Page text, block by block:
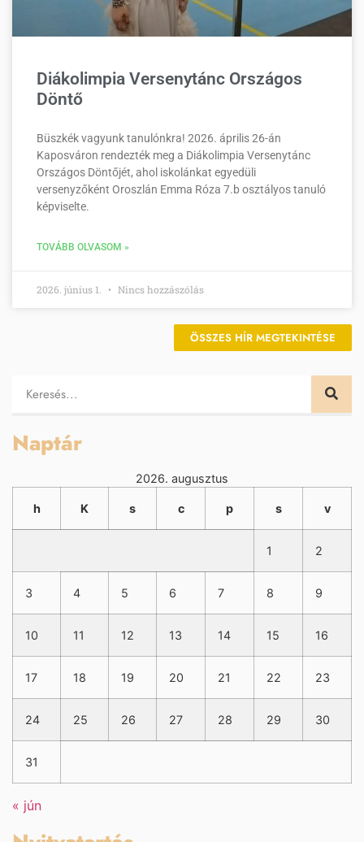
Diákolimpia Versenytánc Országos
Döntő
Büszkék vagyunk tanulónkra! 2026. április 26-án
Kaposváron rendezték meg a Diákolimpia Versenytánc
Országos Döntőjét, ahol iskolánkat egyedüli
versenyzőként Oroszlán Emma Róza 7.b osztályos tanuló
képviselte.
TOVÁBB OLVASOM »
2026. június 1. Nincs hozzászólás
ÖSSZES HÍR MEGTEKINTÉSE
Naptár
2026. augusztus
h K s c p s v
1 2
3 4 5 6 7 8 9
10 11 12 13 14 15 16
17 18 19 20 21 22 23
24 25 26 27 28 29 30
31
« jún